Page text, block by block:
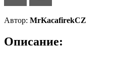
Автор: MrKacafirekCZ
Описание: